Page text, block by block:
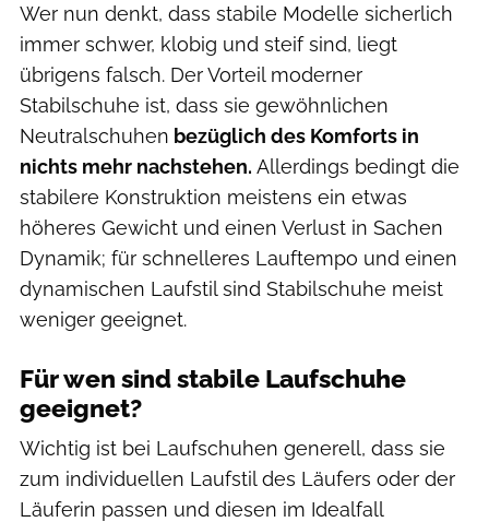
Wer nun denkt, dass stabile Modelle sicherlich
immer schwer, klobig und steif sind, liegt
übrigens falsch. Der Vorteil moderner
Stabilschuhe ist, dass sie gewöhnlichen
Neutralschuhen bezüglich des Komforts in
nichts mehr nachstehen. Allerdings bedingt die
stabilere Konstruktion meistens ein etwas
höheres Gewicht und einen Verlust in Sachen
Dynamik; für schnelleres Lauftempo und einen
dynamischen Laufstil sind Stabilschuhe meist
weniger geeignet.
Für wen sind stabile Laufschuhe
geeignet?
Wichtig ist bei Laufschuhen generell, dass sie
zum individuellen Laufstil des Läufers oder der
Läuferin passen und diesen im Idealfall